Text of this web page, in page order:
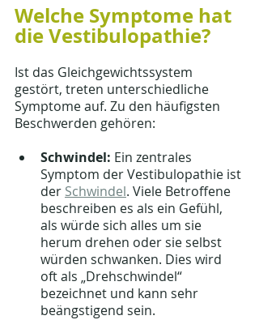
Welche Symptome hat
die Vestibulopathie?
Ist das Gleichgewichtssystem
gestört, treten unterschiedliche
Symptome auf. Zu den häufigsten
Beschwerden gehören:
Schwindel: Ein zentrales
Symptom der Vestibulopathie ist
der Schwindel. Viele Betroffene
beschreiben es als ein Gefühl,
als würde sich alles um sie
herum drehen oder sie selbst
würden schwanken. Dies wird
oft als „Drehschwindel“
bezeichnet und kann sehr
beängstigend sein.